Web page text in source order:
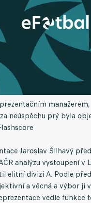
manažerem,
neúspěchu prý byla
Jaroslav Šilhavý
analýzu vystoupení v
elitní divizi A. Podle
a věcná a výbor ji
vedle funkce